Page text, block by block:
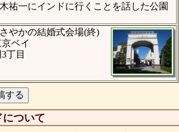
祐一にインドに行くことを話した公園
やかの結婚式会場(終)
ベイ
丁目
ついて